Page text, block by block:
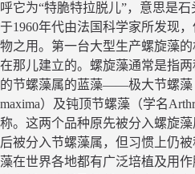
呼它为“特脆特拉脱儿”，意思是
于1960年代由法国科学家所发现
物之用。第一台大型生产螺旋藻
在那儿建立的。螺旋藻通常是指
的节螺藻属的蓝藻——极大节螺藻
maxima）及钝顶节螺藻（学名
称。这两个品种原先被分入螺旋藻
后被分入节螺藻属，但习惯上仍
藻在世界各地都有广泛培植及用